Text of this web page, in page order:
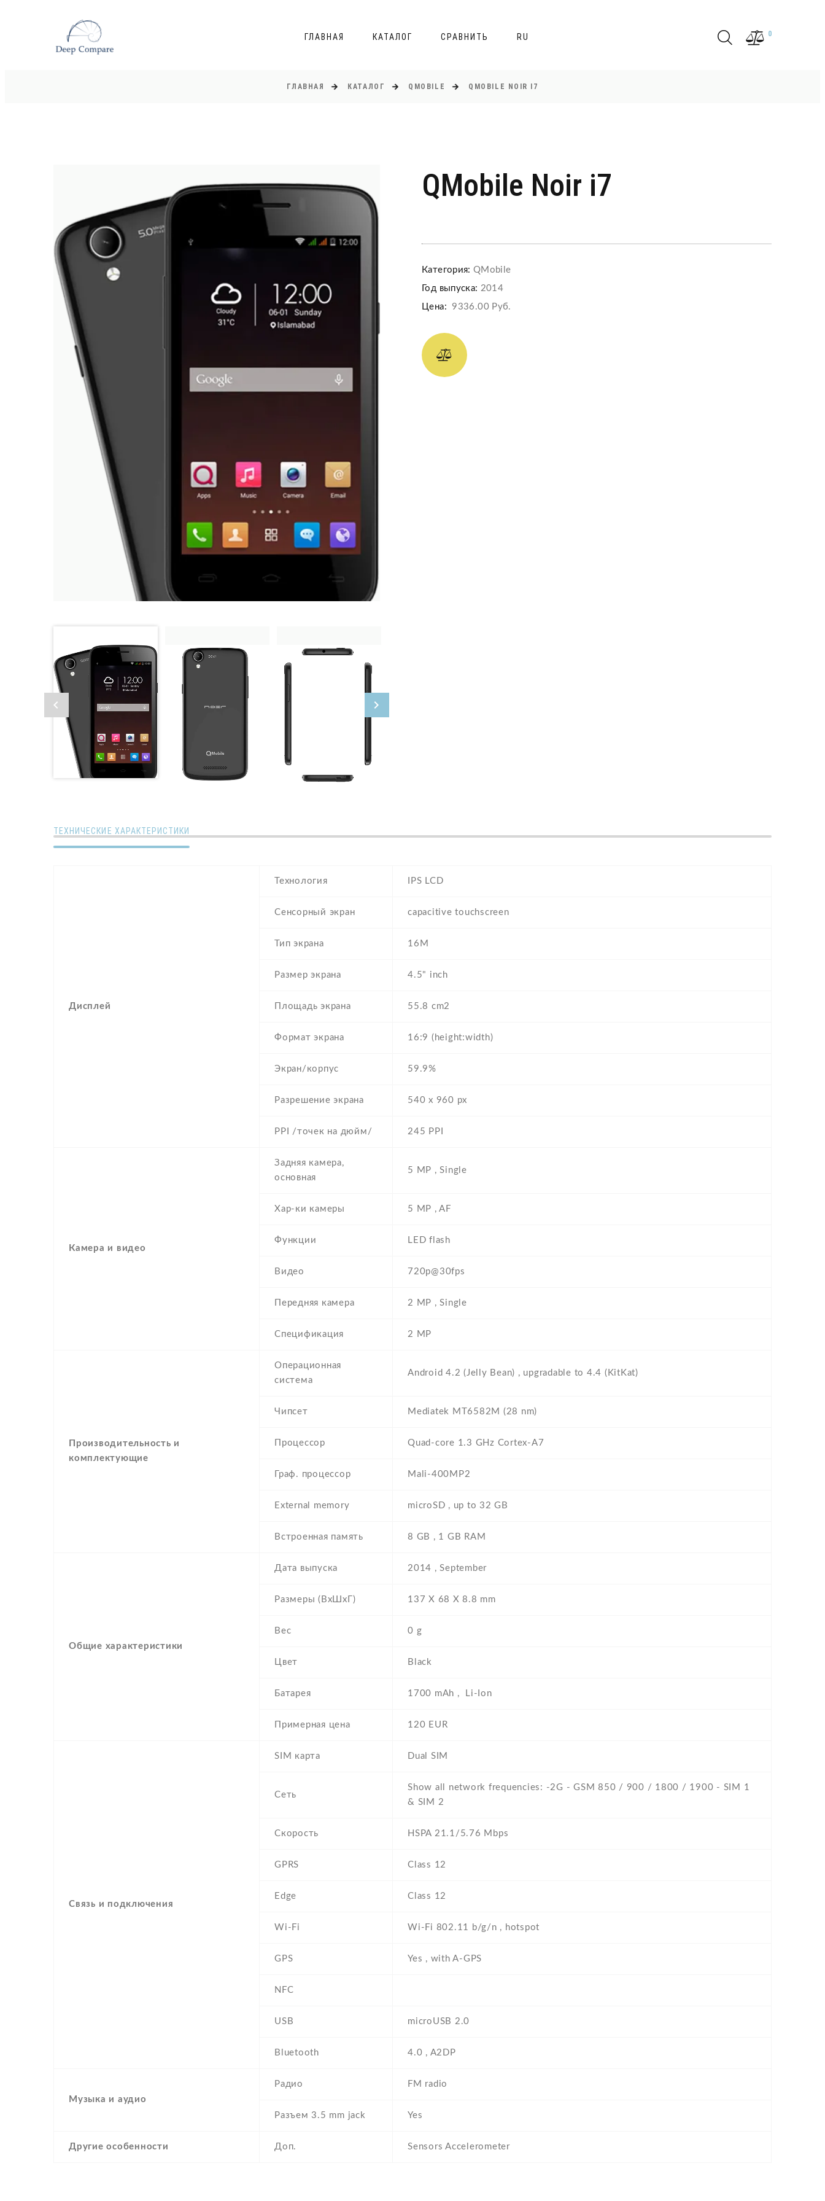
ГЛАВНАЯ КАТАЛОГ СРАВНИТЬ RU 0
ГЛАВНАЯ КАТАЛОГ QMOBILE QMOBILE NOIR I7
QMobile Noir i7
Категория: QMobile
Год выпуска: 2014
Цена: 9336.00 Руб.
ТЕХНИЧЕСКИЕ ХАРАКТЕРИСТИКИ
Дисплей
Технология IPS LCD
Сенсорный экран capacitive touchscreen
Тип экрана 16M
Размер экрана 4.5" inch
Площадь экрана 55.8 cm2
Формат экрана 16:9 (height:width)
Экран/корпус 59.9%
Разрешение экрана 540 x 960 px
PPI /точек на дюйм/ 245 PPI
Камера и видео
Задняя камера,
основная
5 MP , Single
Хар-ки камеры 5 MP , AF
Функции LED flash
Видео 720p@30fps
Передняя камера 2 MP , Single
Спецификация 2 MP
Производительность и
комплектующие
Операционная
система
Android 4.2 (Jelly Bean) , upgradable to 4.4 (KitKat)
Чипсет Mediatek MT6582M (28 nm)
Процессор Quad-core 1.3 GHz Cortex-A7
Граф. процессор Mali-400MP2
External memory microSD , up to 32 GB
Встроенная память 8 GB , 1 GB RAM
Общие характеристики
Дата выпуска 2014 , September
Размеры (ВхШхГ) 137 Х 68 Х 8.8 mm
Вес 0 g
Цвет Black
Батарея 1700 mAh , Li-Ion
Примерная цена 120 EUR
Связь и подключения
SIM карта Dual SIM
Сеть
Show all network frequencies: -2G - GSM 850 / 900 / 1800 / 1900 - SIM 1
& SIM 2
Скорость HSPA 21.1/5.76 Mbps
GPRS Class 12
Edge Class 12
Wi-Fi Wi-Fi 802.11 b/g/n , hotspot
GPS Yes , with A-GPS
NFC
USB microUSB 2.0
Bluetooth 4.0 , A2DP
Музыка и аудио
Радио FM radio
Разъем 3.5 mm jack Yes
Другие особенности Доп. Sensors Accelerometer